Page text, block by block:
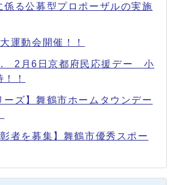
係る公募型プロポーザルの実施
運動会開催！！
2月6日京都府民応援デー 小
！
ーズ】舞鶴市ホームタウンデー
者を募集】舞鶴市優秀スポー